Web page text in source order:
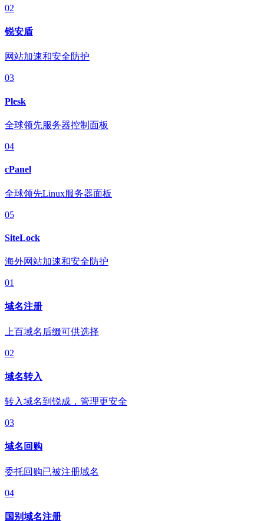
02
锐安盾
网站加速和安全防护
03
Plesk
全球领先服务器控制面板
04
cPanel
全球领先Linux服务器面板
05
SiteLock
海外网站加速和安全防护
01
域名注册
上百域名后缀可供选择
02
域名转入
转入域名到锐成，管理更安全
03
域名回购
委托回购已被注册域名
04
国别域名注册